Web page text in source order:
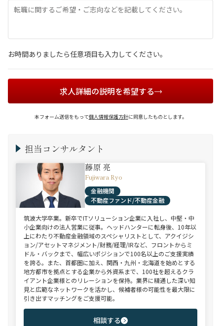
お時間ありましたら任意項目も入力してください。
求人詳細の説明を希望する
本フォーム送信をもって個人情報保護方針に同意したものとします。
担当コンサルタント
藤原 亮
Fujiwara Ryo
金融機関
不動産ファンド/不動産金融
筑波大学卒業。新卒でITソリューション企業に入社し、中堅・中
小企業向けの法人営業に従事。ヘッドハンターに転身後、10年以
上にわたり不動産金融領域のスペシャリストとして、アクイジシ
ョン/アセットマネジメント/財務/経理/IRなど、フロントからミ
ドル・バックまで、幅広いポジションで100名以上のご支援実績
を誇る。また、首都圏に加え、関西・九州・北海道を始めとする
地方都市を拠点とする企業から外資系まで、100社を超えるクラ
イアント企業様とのリレーションを保持。業界に精通した深い知
見と広範なネットワークを活かし、候補者様の可能性を最大限に
引き出すマッチングをご支援可能。
相談する